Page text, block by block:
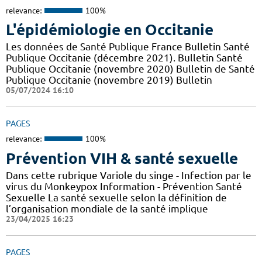
relevance: 100%
L'épidémiologie en Occitanie
Les données de Santé Publique France Bulletin Santé
Publique Occitanie (décembre 2021). Bulletin Santé
Publique Occitanie (novembre 2020) Bulletin de Santé
Publique Occitanie (novembre 2019) Bulletin
05/07/2024 16:10
PAGES
relevance: 100%
Prévention VIH & santé sexuelle
Dans cette rubrique Variole du singe - Infection par le
virus du Monkeypox Information - Prévention Santé
Sexuelle La santé sexuelle selon la définition de
l’organisation mondiale de la santé implique
23/04/2025 16:23
PAGES